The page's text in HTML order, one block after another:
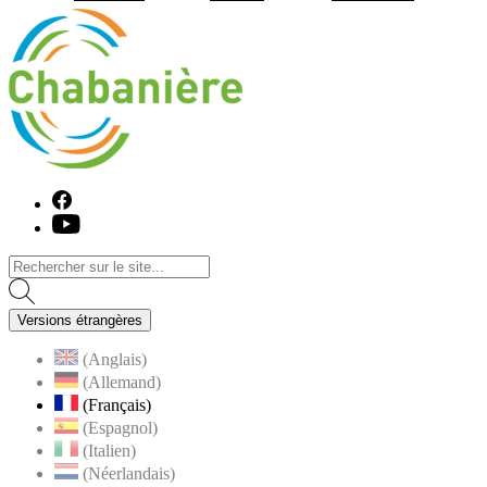
Facebook
Youtube
Versions étrangères
(Anglais)
(Allemand)
(Français)
(Espagnol)
(Italien)
(Néerlandais)